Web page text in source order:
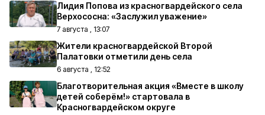
Лидия Попова из красногвардейского села
Верхососна: «Заслужил уважение»
7 августа , 13:07
Жители красногвардейской Второй
Палатовки отметили день села
6 августа , 12:52
Благотворительная акция «Вместе в школу
детей соберём!» стартовала в
Красногвардейском округе